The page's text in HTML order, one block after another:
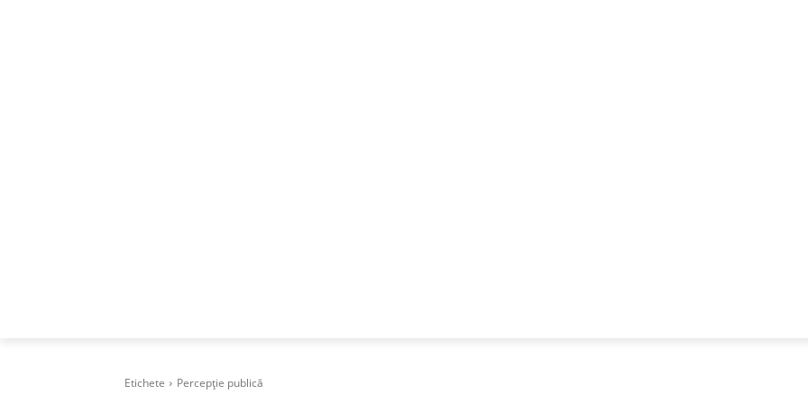
Etichete Percepție publică